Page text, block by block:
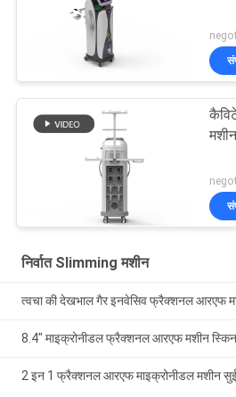
निर्वात Slimming मशीन
त्वचा की देखभाल गैर इनवेसिव फ्रैक्शनल आरएफ
8.4" माइक्रोनीडल फ्रैक्शनल आरएफ मशीन
2 इन 1 फ्रैक्शनल आरएफ माइक्रोनीडल मशीन सुई